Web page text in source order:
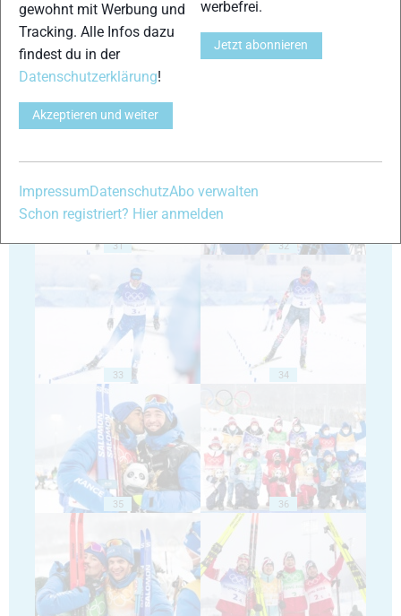
29
31 32
33 34
35 36
gewohnt mit Werbung und
Tracking. Alle Infos dazu
findest du in der
Datenschutzerklärung!
Akzeptieren und weiter
werbefrei.
Jetzt abonnieren
Impressum DatenschutzAbo verwalten
Schon registriert? Hier anmelden